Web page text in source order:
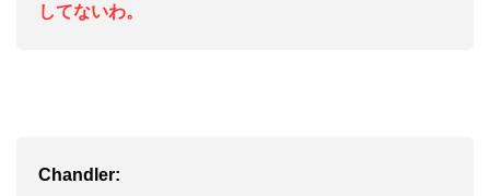
してないわ。
Chandler: